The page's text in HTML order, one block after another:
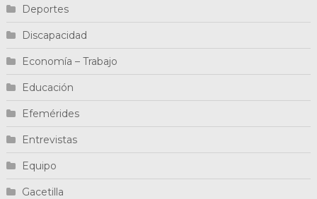
Deportes
Discapacidad
Economía – Trabajo
Educación
Efemérides
Entrevistas
Equipo
Gacetilla